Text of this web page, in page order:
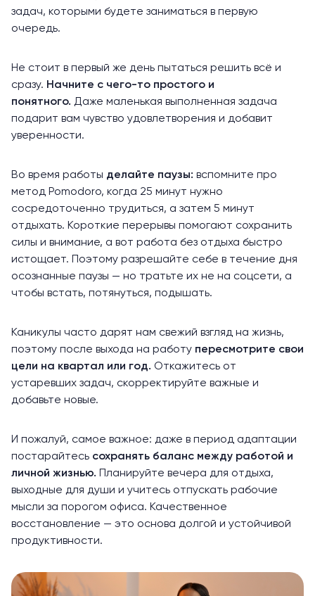
задач, которыми будете заниматься в первую
очередь.
Не стоит в первый же день пытаться решить всё и
сразу. Начните с чего-то простого и
понятного. Даже маленькая выполненная задача
подарит вам чувство удовлетворения и добавит
уверенности.
Во время работы делайте паузы: вспомните про
метод Pomodoro, когда 25 минут нужно
сосредоточенно трудиться, а затем 5 минут
отдыхать. Короткие перерывы помогают сохранить
силы и внимание, а вот работа без отдыха быстро
истощает. Поэтому разрешайте себе в течение дня
осознанные паузы — но тратьте их не на соцсети, а
чтобы встать, потянуться, подышать.
Каникулы часто дарят нам свежий взгляд на жизнь,
поэтому после выхода на работу пересмотрите свои
цели на квартал или год. Откажитесь от
устаревших задач, скорректируйте важные и
добавьте новые.
И пожалуй, самое важное: даже в период адаптации
постарайтесь сохранять баланс между работой и
личной жизнью. Планируйте вечера для отдыха,
выходные для души и учитесь отпускать рабочие
мысли за порогом офиса. Качественное
восстановление — это основа долгой и устойчивой
продуктивности.